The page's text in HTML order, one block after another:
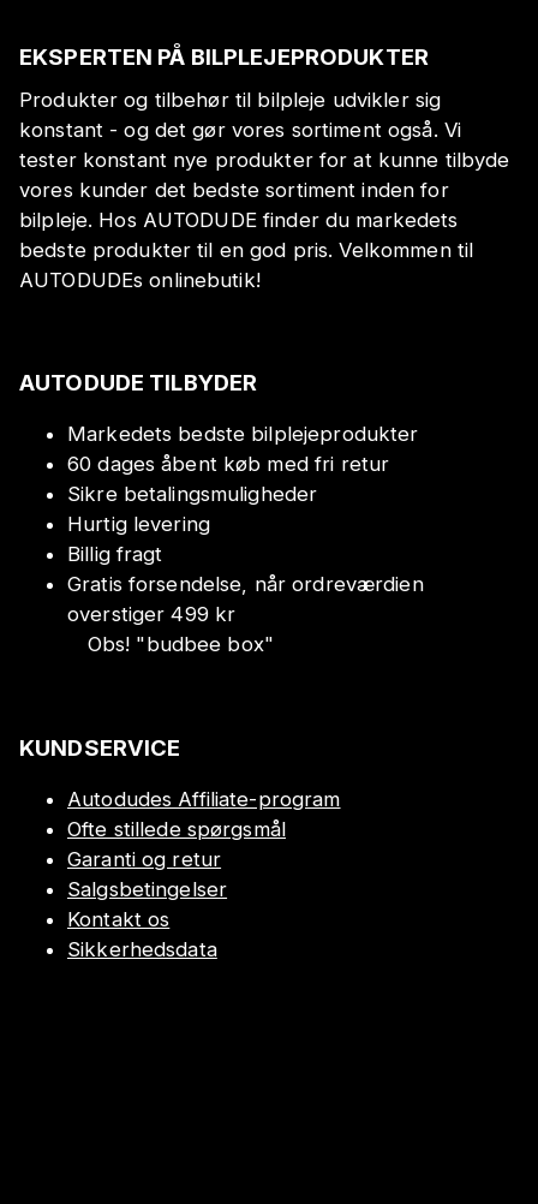
EKSPERTEN PÅ BILPLEJEPRODUKTER
Produkter og tilbehør til bilpleje udvikler sig
konstant - og det gør vores sortiment også. Vi
tester konstant nye produkter for at kunne tilbyde
vores kunder det bedste sortiment inden for
bilpleje. Hos AUTODUDE finder du markedets
bedste produkter til en god pris. Velkommen til
AUTODUDEs onlinebutik!
AUTODUDE TILBYDER
Markedets bedste bilplejeprodukter
60 dages åbent køb med fri retur
Sikre betalingsmuligheder
Hurtig levering
Billig fragt
Gratis forsendelse, når ordreværdien
overstiger 499 kr
Obs! "budbee box"
KUNDSERVICE
Autodudes Affiliate-program
Ofte stillede spørgsmål
Garanti og retur
Salgsbetingelser
Kontakt os
Sikkerhedsdata